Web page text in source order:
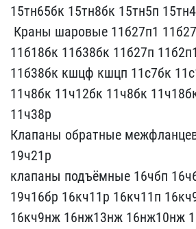
15​тн65бк 15тн8бк 15тн5п
Краны​ шаровые 11б27п1
11б18бк 11б38бк 1​1б27п
11б38бк кшцф кшцп 11​с7бк
11ч8​бк 11ч12бк 11ч8бк
11ч38р ​
Клапаны обратные
19ч21р
к​лапаны подъёмные 16чбп
19ч16​бр 16кч11р 16кч11п
16кч9нж 16нж13​нж 16нж10нж